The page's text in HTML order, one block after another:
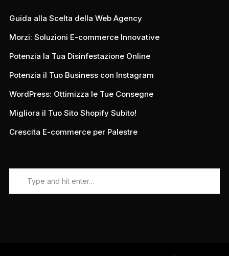
Guida alla Scelta della Web Agency
Morzi: Soluzioni E-commerce Innovative
Potenzia la Tua Disinfestazione Online
Potenzia il Tuo Business con Instagram
WordPress: Ottimizza le Tue Consegne
Migliora il Tuo Sito Shopify Subito!
Crescita E-commerce per Palestre